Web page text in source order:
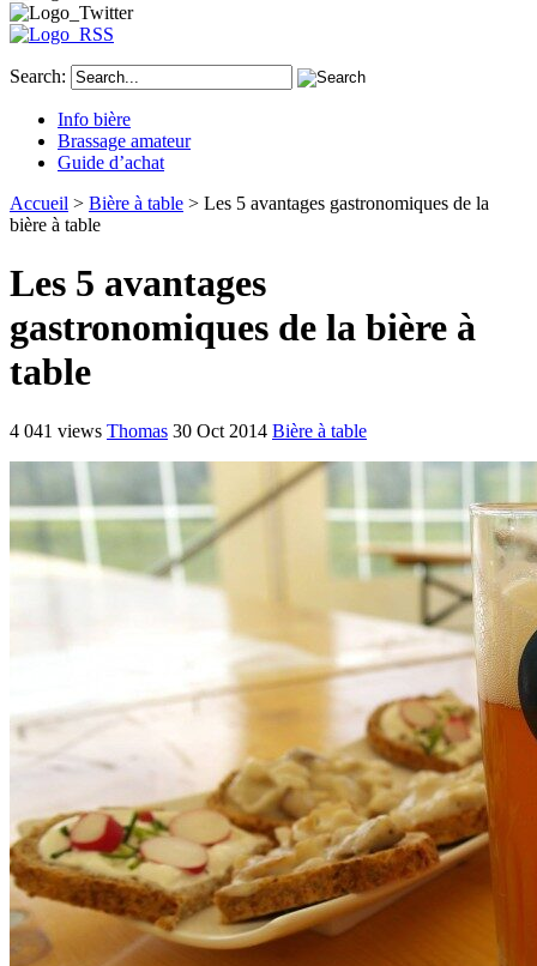
Search:
Info bière
Brassage amateur
Guide d’achat
Accueil > Bière à table > Les 5 avantages gastronomiques de la
bière à table
Les 5 avantages
gastronomiques de la bière à
table
4 041 views Thomas 30 Oct 2014 Bière à table